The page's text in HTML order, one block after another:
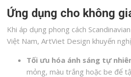
Ứng dụng cho không
Khi áp dụng phong cách
Việt Nam, ArtViet Design khuyến
Tối ưu hóa ánh sáng tự
mỏng, màu trắng hoặc be để